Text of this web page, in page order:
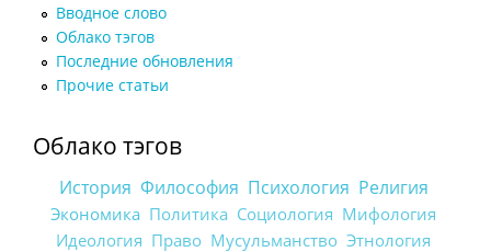
Вводное слово
Облако тэгов
Последние обновления
Прочие статьи
Облако тэгов
История Философия Психология Религия
Экономика Политика Социология Мифология
Идеология Право Мусульманство Этнология